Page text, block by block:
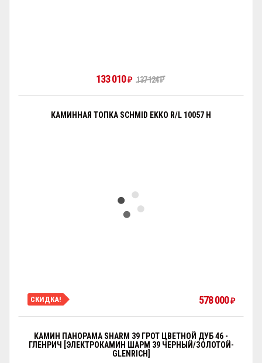
133 010₽ 137 124₽
КАМИННАЯ ТОПКА SCHMID EKKO R/L 10057 H
СКИДКА! 578 000₽
КАМИН ПАНОРАМА SHARM 39 ГРОТ ЦВЕТНОЙ ДУБ 46 -
ГЛЕНРИЧ [ЭЛЕКТРОКАМИН ШАРМ 39 ЧЕРНЫЙ/ЗОЛОТОЙ-
GLENRICH]